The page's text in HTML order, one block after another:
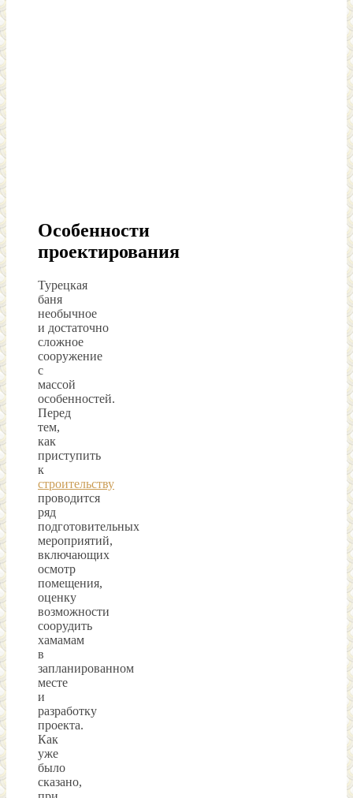
Особенности
проектирования
Турецкая
баня
необычное
и достаточно
сложное
сооружение
с
массой
особенностей.
Перед
тем,
как
приступить
к
строительству
проводится
ряд
подготовительных
мероприятий,
включающих
осмотр
помещения,
оценку
возможности
соорудить
хамамам
в
запланированном
месте
и
разработку
проекта.
Как
уже
было
сказано,